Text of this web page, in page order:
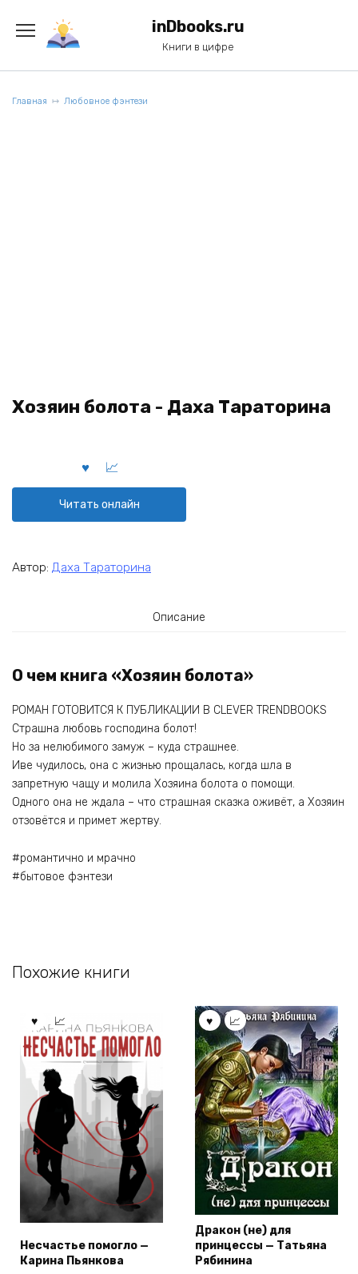
содержанию
inDbooks.ru
Книги в цифре
Главная Любовное фэнтези
Хозяин болота - Даха Тараторина
Читать онлайн
Автор: Даха Тараторина
Описание
О чем книга «Хозяин болота»
РОМАН ГОТОВИТСЯ К ПУБЛИКАЦИИ В СLEVER TRENDBOOKS
Страшна любовь господина болот!
Но за нелюбимого замуж – куда страшнее.
Иве чудилось, она с жизнью прощалась, когда шла в
запретную чащу и молила Хозяина болота о помощи.
Одного она не ждала – что страшная сказка оживёт, а Хозяин
отзовётся и примет жертву.
#романтично и мрачно
#бытовое фэнтези
Похожие книги
Несчастье помогло —
Карина Пьянкова
Дракон (не) для
принцессы — Татьяна
Рябинина